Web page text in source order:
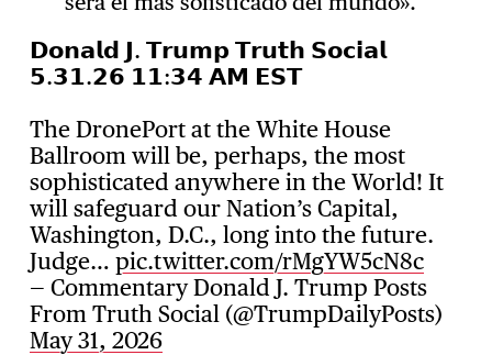
𝗗𝗼𝗻𝗮𝗹𝗱 𝗝. 𝗧𝗿𝘂𝗺𝗽 𝗧𝗿𝘂𝘁𝗵 𝗦𝗼𝗰𝗶𝗮𝗹
𝟱.𝟯𝟭.𝟮𝟲 𝟭𝟭:𝟯𝟰 𝗔𝗠 𝗘𝗦𝗧
The DronePort at the White House
Ballroom will be, perhaps, the most
sophisticated anywhere in the World! It
will safeguard our Nation’s Capital,
Washington, D.C., long into the future.
Judge…pic.twitter.com/rMgYW5cN8c
— Commentary Donald J. Trump Posts
From Truth Social (@TrumpDailyPosts)
May 31, 2026